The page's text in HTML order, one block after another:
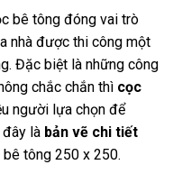
bê tông đóng vai trò
nhà được thi công một
Đặc biệt là những công
chắc chắn thì cọc
người lựa chọn để
là bản vẽ chi tiết
tông 250 x 250.